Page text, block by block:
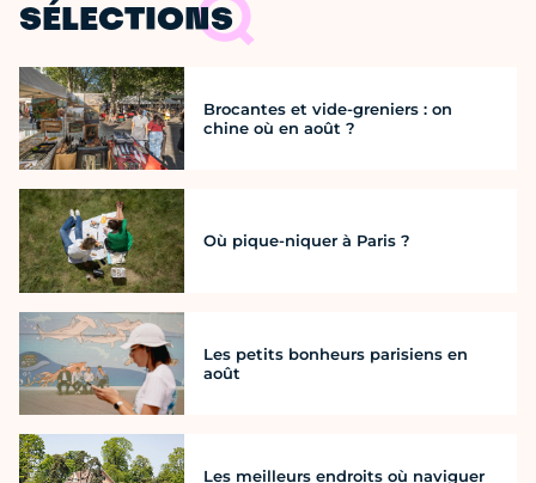
SÉLECTIONS
Brocantes et vide-greniers : on
chine où en août ?
Où pique-niquer à Paris ?
Les petits bonheurs parisiens en
août
Les meilleurs endroits où naviguer